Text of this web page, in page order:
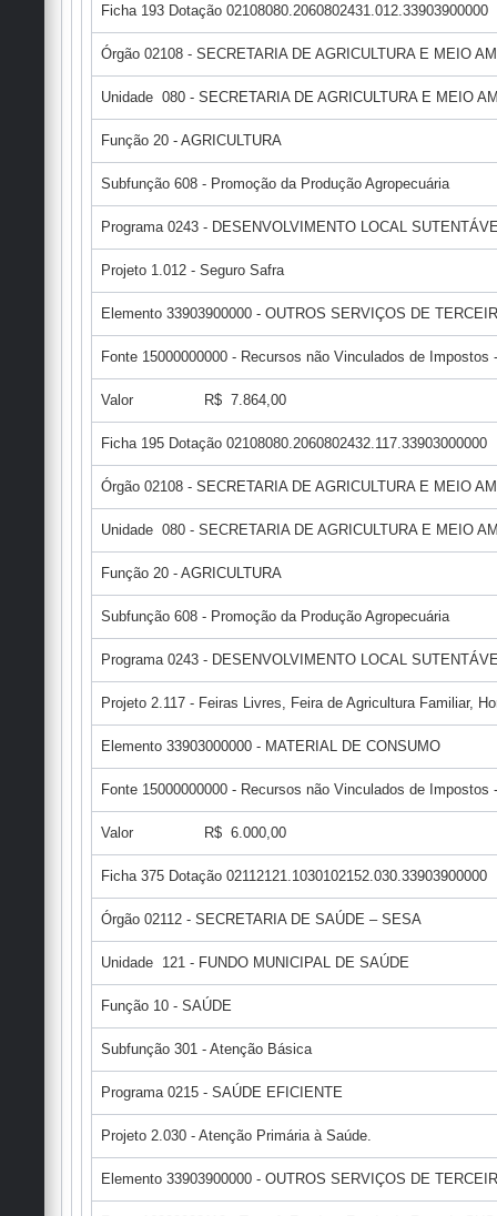
Ficha 193 Dotação 02108080.2060802431.012.33903900000
Órgão 02108 - SECRETARIA DE AGRICULTURA E MEIO
Unidade 080 - SECRETARIA DE AGRICULTURA E MEIO
Função 20 - AGRICULTURA
Subfunção 608 - Promoção da Produção Agropecuária
Programa 0243 - DESENVOLVIMENTO LOCAL
Projeto 1.012 - Seguro Safra
Elemento 33903900000 - OUTROS SERVIÇOS DE
Fonte 15000000000 - Recursos não Vinculados de Impostos
Valor R$ 7.864,00
Ficha 195 Dotação 02108080.2060802432.117.33903000000
Órgão 02108 - SECRETARIA DE AGRICULTURA E MEIO
Unidade 080 - SECRETARIA DE AGRICULTURA E MEIO
Função 20 - AGRICULTURA
Subfunção 608 - Promoção da Produção Agropecuária
Programa 0243 - DESENVOLVIMENTO LOCAL
Projeto 2.117 - Feiras Livres, Feira de Agricultura Familiar,
Elemento 33903000000 - MATERIAL DE CONSUMO
Fonte 15000000000 - Recursos não Vinculados de Impostos
Valor R$ 6.000,00
Ficha 375 Dotação 02112121.1030102152.030.33903900000
Órgão 02112 - SECRETARIA DE SAÚDE – SESA
Unidade 121 - FUNDO MUNICIPAL DE SAÚDE
Função 10 - SAÚDE
Subfunção 301 - Atenção Básica
Programa 0215 - SAÚDE EFICIENTE
Projeto 2.030 - Atenção Primária à Saúde.
Elemento 33903900000 - OUTROS SERVIÇOS DE